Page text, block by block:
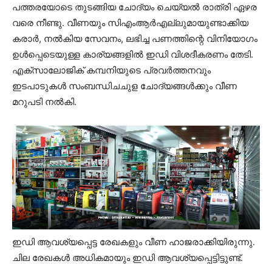
പത്തരയോടെ തുടങ്ങിയ ചോദ്യം ചെയ്യൽ രാത്രി ഏഴര
വരെ നീണ്ടു. വീണയും സിഎംആര്‍എല്ലുമായുണ്ടാക്കിയ
കരാര്‍, നൽകിയ സേവനം, ലഭിച്ച പണത്തിന്റെ വിനിയോഗം
ഉൾപ്പെടെയുള്ള കാര്യങ്ങളിൽ ഇഡി വിശദീകരണം തേടി.
എക്സാലോജിക് കമ്പനിയുടെ പ്രവർത്തനവും
ഇടപാടുകൾ സംബന്ധിചചുള ചോദ്യങ്ങൾക്കും വീണ
മറുപടി നൽകി.
ഇഡി ആവശ്യപ്പെട്ട രേഖകളും വീണ ഹാജരാക്കിയിരുന്നു.
ചില രേഖകൾ അധികമായും ഇഡി ആവശ്യപ്പെട്ടിട്ടുണ്ട്.